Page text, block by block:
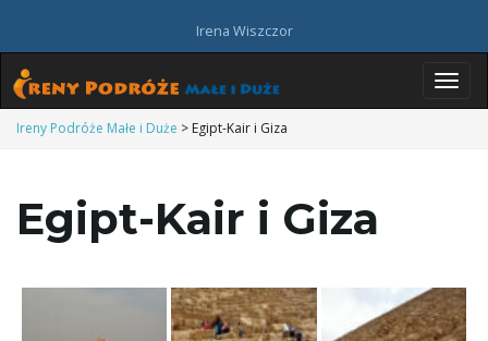
Irena Wiszczor
z
Ireny Podróże Małe i Duże > Egipt-Kair i Giza
Egipt-Kair i Giza